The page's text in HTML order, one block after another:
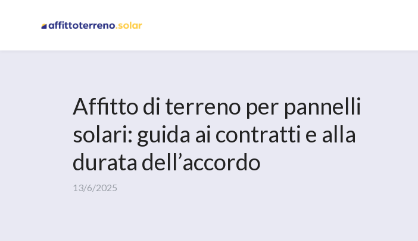
Affitto di terreno per pannelli
solari: guida ai contratti e alla
durata dell’accordo
13/6/2025